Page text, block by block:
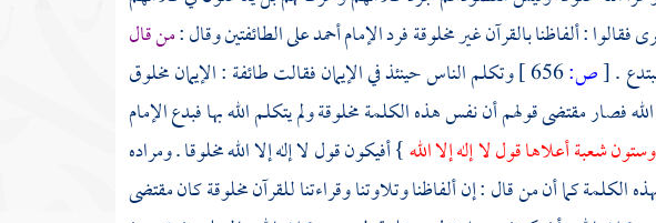
: ألفاظنا بالقرآن غير مخلوقة فرد الإمامأحمدعلى الطائفتين وقال :من قال
.
[ص:
وتكلم الناس حينئذ في الإيمان فقالت طائفة : الإيمان مخلوق
فصار مقتضى قولهم أن نفس هذه الكلمة مخلوقة ولم يتكلم الله بها فبدع الإمام
شعبة أعلاها قول لا إله إلا الله} أفيكون قول لا إله إلا الله مخلوقا . ومراده
كما أن من قال : إن ألفاظنا وتلاوتنا وقراءتنا للقرآن مخلوقة كان مقتضى